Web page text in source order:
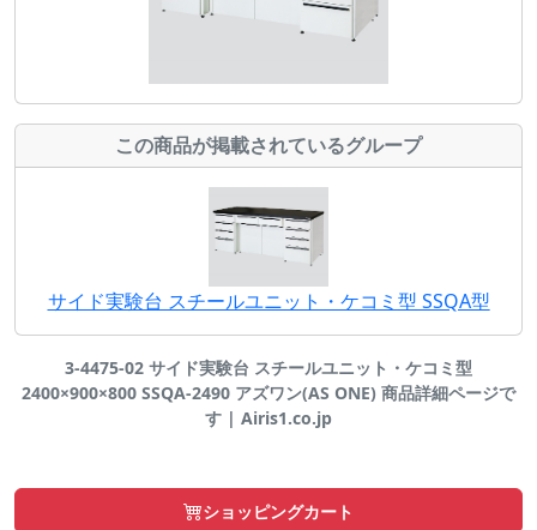
この商品が掲載されているグループ
サイド実験台 スチールユニット・ケコミ型 SSQA型
3-4475-02 サイド実験台 スチールユニット・ケコミ型
2400×900×800 SSQA-2490 アズワン(AS ONE) 商品詳細ページで
す | Airis1.co.jp
ショッピングカート